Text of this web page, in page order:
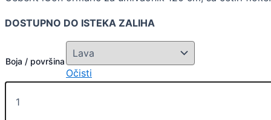
DOSTUPNO DO ISTEKA ZALIHA
Boja / površina
Očisti